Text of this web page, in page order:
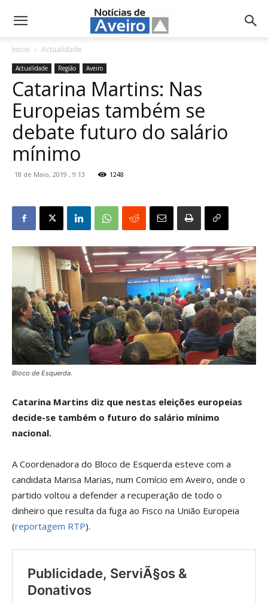
NotíciasdeAveiro.pt
Início Actualidade
Actualidade Região Aveiro
Catarina Martins: Nas
Europeias também se
debate futuro do salário
mínimo
18 de Maio, 2019 , 9:13 1248
Bloco de Esquerda.
Catarina Martins diz que nestas eleições europeias
decide-se também o futuro do salário mínimo
nacional.
A Coordenadora do Bloco de Esquerda esteve com a
candidata Marisa Marias, num Comício em Aveiro, onde o
partido voltou a defender a recuperação de todo o
dinheiro que resulta da fuga ao Fisco na União Europeia
(reportagem RTP).